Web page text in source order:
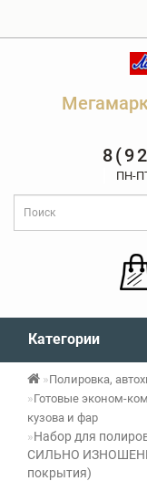
ПН-
Категории
Полировка,
Готовые эконом-
кузова и фар
Набор для
СИЛЬНО
покрытия)